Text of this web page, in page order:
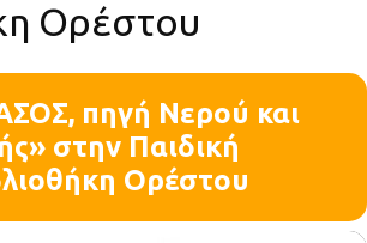
Ορέστου
πηγή Νερού και
στην Παιδική
Ορέστου